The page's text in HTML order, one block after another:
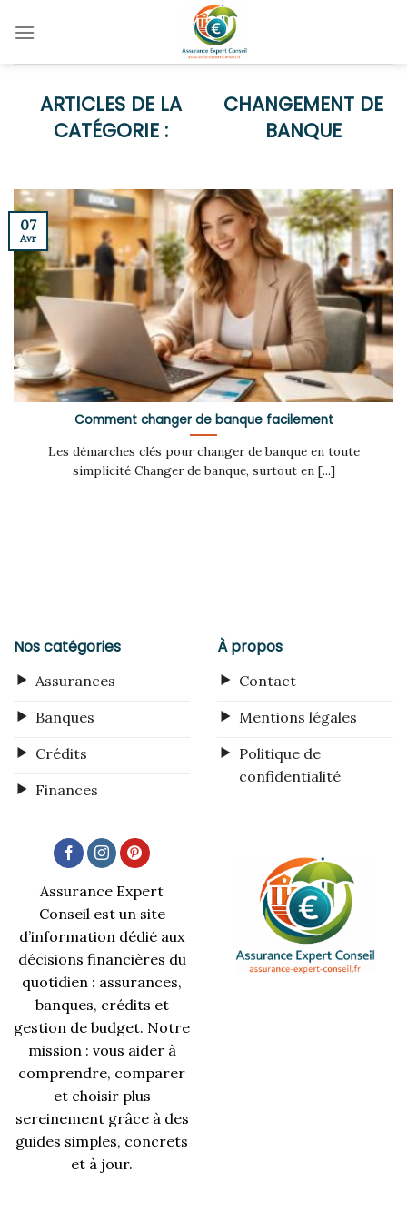
CHANGEMENT DE
BANQUE
Comment changer de banque facilement
Les démarches clés pour changer de banque en toute
simplicité Changer de banque, surtout en [...]
07
Avr
Nos catégories
Assurances
Banques
Crédits
Finances
À propos
Contact
Mentions légales
Politique de
confidentialité
Assurance Expert
Conseil est un site
d’information dédié aux
décisions financières du
quotidien : assurances,
banques, crédits et
gestion de budget. Notre
mission : vous aider à
comprendre, comparer
et choisir plus
sereinement grâce à des
guides simples, concrets
et à jour.